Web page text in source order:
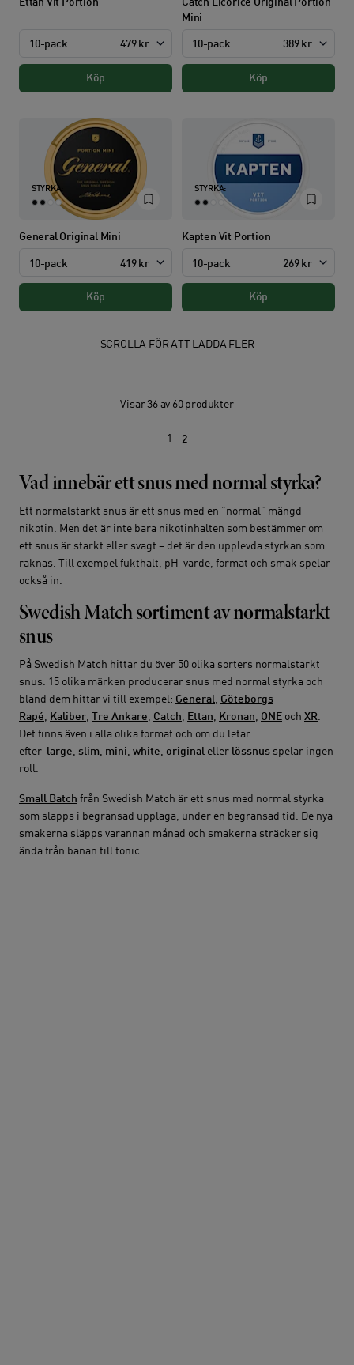
Ettan Vit Portion
10-pack 479 kr
Köp
Catch Licorice Original Portion
Mini
10-pack 389 kr
Köp
STYRKA:
General Original Mini
10-pack 419 kr
Köp
STYRKA:
Kapten Vit Portion
10-pack 269 kr
Köp
SCROLLA FÖR ATT LADDA FLER
Visar 36 av 60 produkter
1 2
Vad innebär ett snus med normal styrka?
Ett normalstarkt snus är ett snus med en ”normal” mängd
nikotin. Men det är inte bara nikotinhalten som bestämmer om
ett snus är starkt eller svagt – det är den upplevda styrkan som
räknas. Till exempel fukthalt, pH-värde, format och smak spelar
också in.
Swedish Match sortiment av normalstarkt
snus
På Swedish Match hittar du över 50 olika sorters normalstarkt
snus. 15 olika märken producerar snus med normal styrka och
bland dem hittar vi till exempel: General, Göteborgs
Rapé, Kaliber, Tre Ankare, Catch, Ettan, Kronan, ONE och XR.
Det finns även i alla olika format och om du letar
efter large, slim, mini, white, original eller lössnus spelar ingen
roll.
Small Batch från Swedish Match är ett snus med normal styrka
som släpps i begränsad upplaga, under en begränsad tid. De nya
smakerna släpps varannan månad och smakerna sträcker sig
ända från banan till tonic.